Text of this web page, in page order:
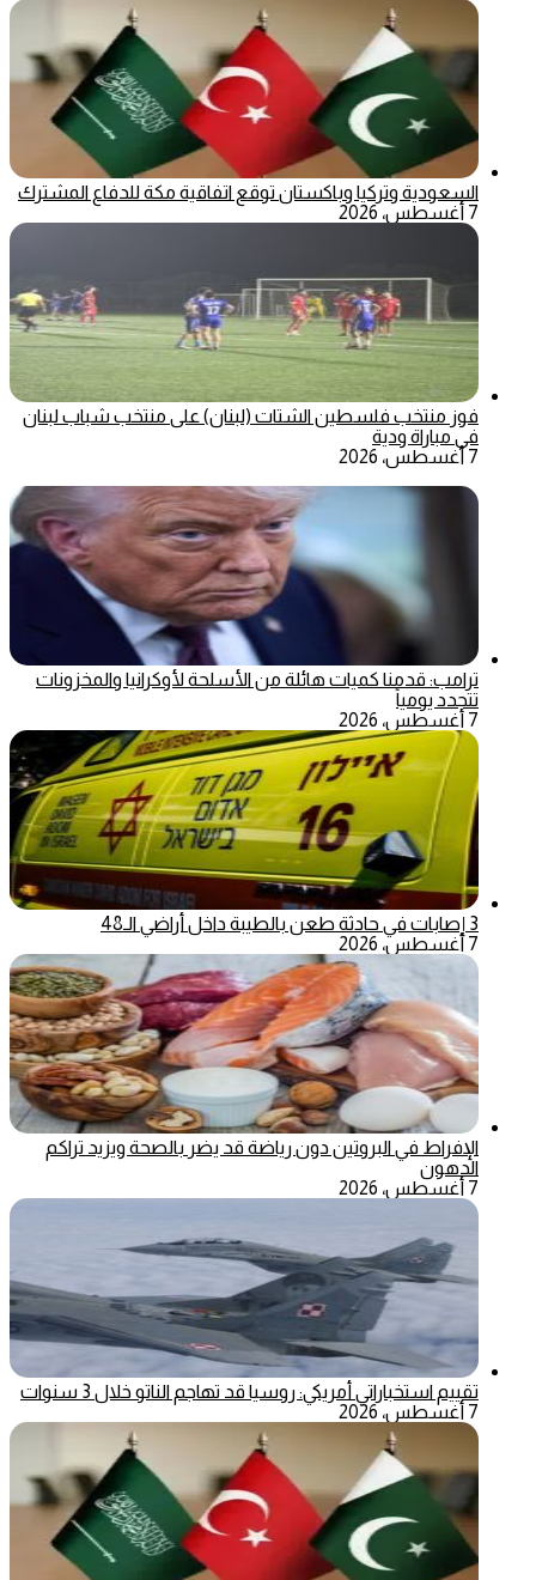
السعودية وتركيا وباكستان توقع اتفاقية مكة للدفاع المشترك
7 أغسطس، 2026
فوز منتخب فلسطين الشتات (لبنان) على منتخب شباب لبنان
في مباراة ودية
7 أغسطس، 2026
ترامب: قدمنا كميات هائلة من الأسلحة لأوكرانيا والمخزونات
تتجدد يومياً
7 أغسطس، 2026
3 إصابات في حادثة طعن بالطيبة داخل أراضي الـ48
7 أغسطس، 2026
الإفراط في البروتين دون رياضة قد يضر بالصحة ويزيد تراكم
الدهون
7 أغسطس، 2026
تقييم استخباراتي أمريكي: روسيا قد تهاجم الناتو خلال 3 سنوات
7 أغسطس، 2026